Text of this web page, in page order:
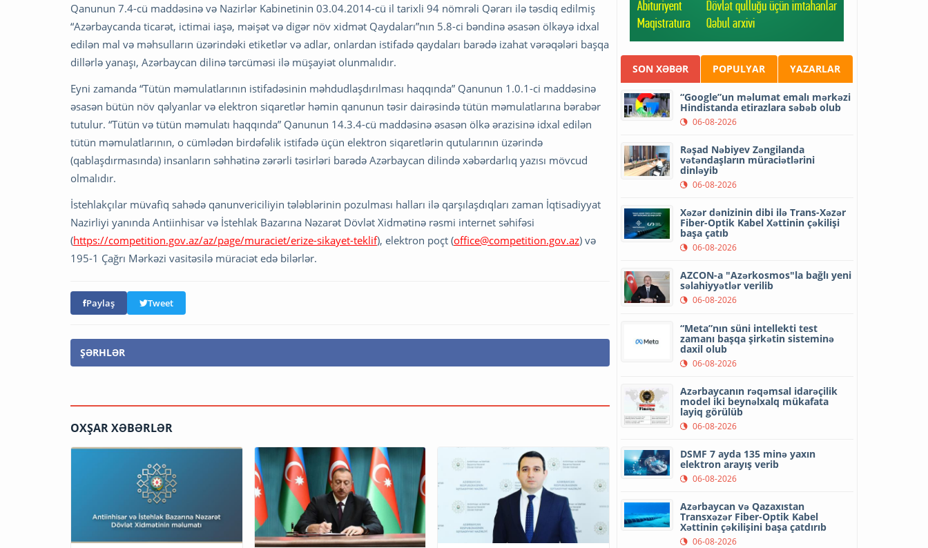
Qanunun 7.4-cü maddəsinə və Nazirlər Kabinetinin 03.04.2014-cü il tarixli 94 nömrəli Qərarı ilə təsdiq edilmiş
“Azərbaycanda ticarət, ictimai iaşə, məişət və digər növ xidmət Qaydaları”nın 5.8-ci bəndinə əsasən ölkəyə idxal
edilən mal və məhsulların üzərindəki etiketlər və adlar, onlardan istifadə qaydaları barədə izahat vərəqələri başqa
dillərlə yanaşı, Azərbaycan dilinə tərcüməsi ilə müşayiət olunmalıdır.
Eyni zamanda “Tütün məmulatlarının istifadəsinin məhdudlaşdırılması haqqında” Qanunun 1.0.1-ci maddəsinə
əsasən bütün növ qəlyanlar və elektron siqaretlər həmin qanunun təsir dairəsində tütün məmulatlarına bərabər
tutulur. “Tütün və tütün məmulatı haqqında” Qanunun 14.3.4-cü maddəsinə əsasən ölkə ərazisinə idxal edilən
tütün məmulatlarının, o cümlədən birdəfəlik istifadə üçün elektron siqaretlərin qutularının üzərində
(qablaşdırmasında) insanların səhhətinə zərərli təsirləri barədə Azərbaycan dilində xəbərdarlıq yazısı mövcud
olmalıdır.
İstehlakçılar müvafiq sahədə qanunvericiliyin tələblərinin pozulması halları ilə qarşılaşdıqları zaman İqtisadiyyat
Nazirliyi yanında Antiinhisar və İstehlak Bazarına Nəzarət Dövlət Xidmətinə rəsmi internet səhifəsi
(https://competition.gov.az/az/page/muraciet/erize-sikayet-teklif), elektron poçt (office@competition.gov.az) və
195-1 Çağrı Mərkəzi vasitəsilə müraciət edə bilərlər.
Paylaş Tweet
ŞƏRHLƏR
OXŞAR XƏBƏRLƏR
SON XƏBƏR POPULYAR YAZARLAR
“Google”un məlumat emalı mərkəzi
Hindistanda etirazlara səbəb olub
06-08-2026
Rəşad Nəbiyev Zəngilanda
vətəndaşların müraciətlərini
dinləyib
06-08-2026
Xəzər dənizinin dibi ilə Trans-Xəzər
Fiber-Optik Kabel Xəttinin çəkilişi
başa çatıb
06-08-2026
AZCON-a "Azərkosmos"la bağlı yeni
səlahiyyətlər verilib
06-08-2026
“Meta”nın süni intellekti test
zamanı başqa şirkətin sisteminə
daxil olub
06-08-2026
Azərbaycanın rəqəmsal idarəçilik
model iki beynəlxalq mükafata
layiq görülüb
06-08-2026
DSMF 7 ayda 135 minə yaxın
elektron arayış verib
06-08-2026
Azərbaycan və Qazaxıstan
Transxəzər Fiber-Optik Kabel
Xəttinin çəkilişini başa çatdırıb
06-08-2026